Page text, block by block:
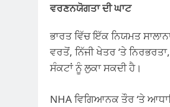
ਵਰਣਨਯੋਗਤਾ ਦੀ ਘਾਟ
ਭਾਰਤ ਵਿੱਚ ਇੱਕ ਨਿਯਮਤ
ਵਰਤੋਂ, ਨਿੱਜੀ ਖੇਤਰ ‘ਤੇ
ਸੰਕਟਾਂ ਨੂੰ ਲੁਕਾ ਸਕਦੀ ਹੈ।
NHA ਵਿਗਿਆਨਕ ਤੌਰ ‘ਤੇ